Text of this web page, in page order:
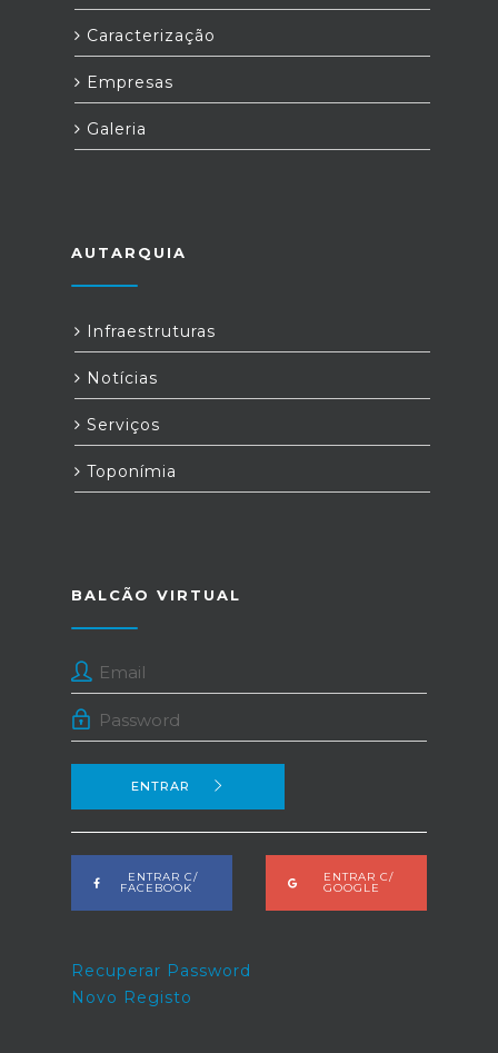
Caracterização
Empresas
Galeria
AUTARQUIA
Infraestruturas
Notícias
Serviços
Toponímia
BALCÃO VIRTUAL
ENTRAR
ENTRAR C/
FACEBOOK
ENTRAR C/
GOOGLE
Recuperar Password
Novo Registo